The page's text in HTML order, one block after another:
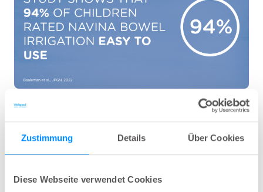
Zustimmung Details Über Cookies
Diese Webseite verwendet Cookies
Wie kann man einem Kind
mit chronischer
Verstopfung helfen?